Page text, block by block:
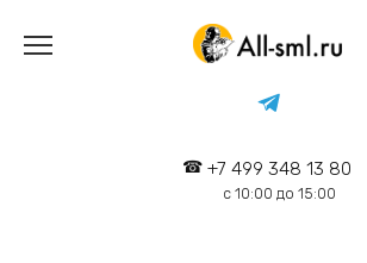
содержанию
+7 499 348 13 80
с 10:00 до 15:00